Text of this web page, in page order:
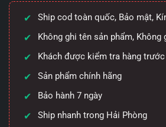
thụt
lên
xuống
nhỏ
gọn
mạnh
mẽ
RC-
015
Ship cod toàn quốc, Bảo mật,
Không ghi tên sản phẩm, Không
Khách được kiểm tra hàng
Sản phẩm chính hãng
Bảo hành 7 ngày
Ship nhanh trong Hải Phòng